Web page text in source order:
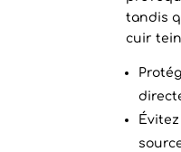
tandis
cuir